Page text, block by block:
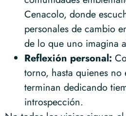
Cenacolo, donde
personales de cambio
de lo que uno imagina
Reflexión personal:
torno, hasta quienes no
terminan dedicando
introspección.